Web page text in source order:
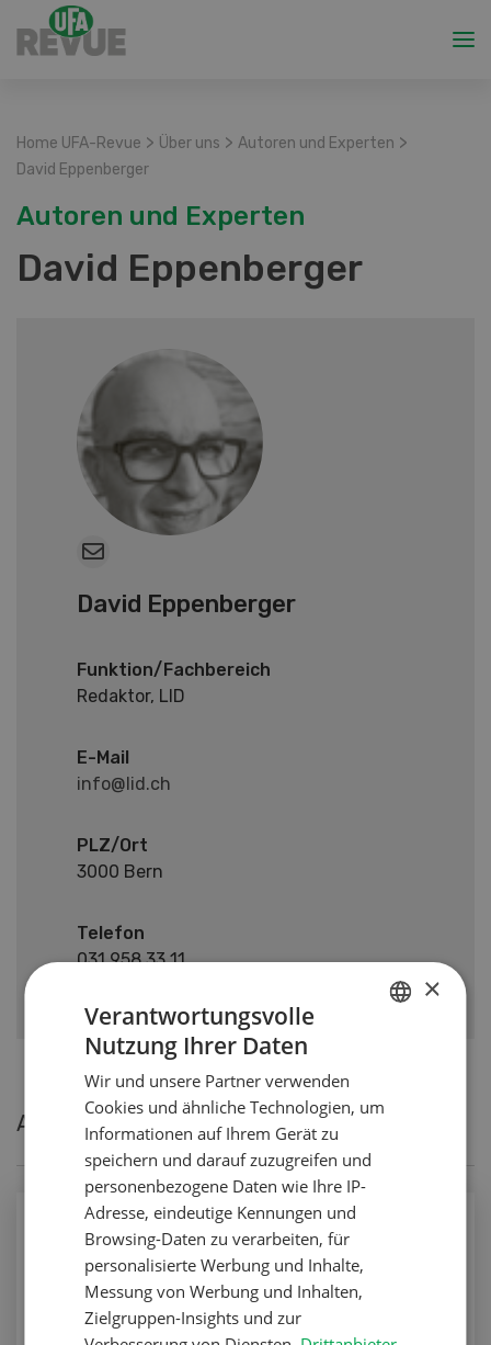
Home UFA-Revue > Über uns > Autoren und Experten >
David Eppenberger
Autoren und Experten
David Eppenberger
David Eppenberger
Funktion/Fachbereich
Redaktor, LID
E-Mail
info@lid.ch
PLZ/Ort
3000 Bern
Telefon
031 958 33 11
Aktuelle Artikel von David Eppenberger
Betriebsführung
Mit Facebook in die Gemüsesaison starten
Betriebsführung
×
Verantwortungsvolle
Nutzung Ihrer Daten
Wir und unsere Partner verwenden
Cookies und ähnliche Technologien, um
Informationen auf Ihrem Gerät zu
speichern und darauf zuzugreifen und
personenbezogene Daten wie Ihre IP-
Adresse, eindeutige Kennungen und
Browsing-Daten zu verarbeiten, für
personalisierte Werbung und Inhalte,
Messung von Werbung und Inhalten,
Zielgruppen-Insights und zur